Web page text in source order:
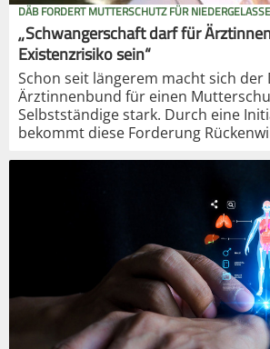
DÄB FORDERT MUTTERSCHUTZ FÜR
„Schwangerschaft darf für
Existenzrisiko sein“
Schon seit längerem macht sich der
Ärztinnenbund für einen
Selbstständige stark. Durch eine
bekommt diese Forderung